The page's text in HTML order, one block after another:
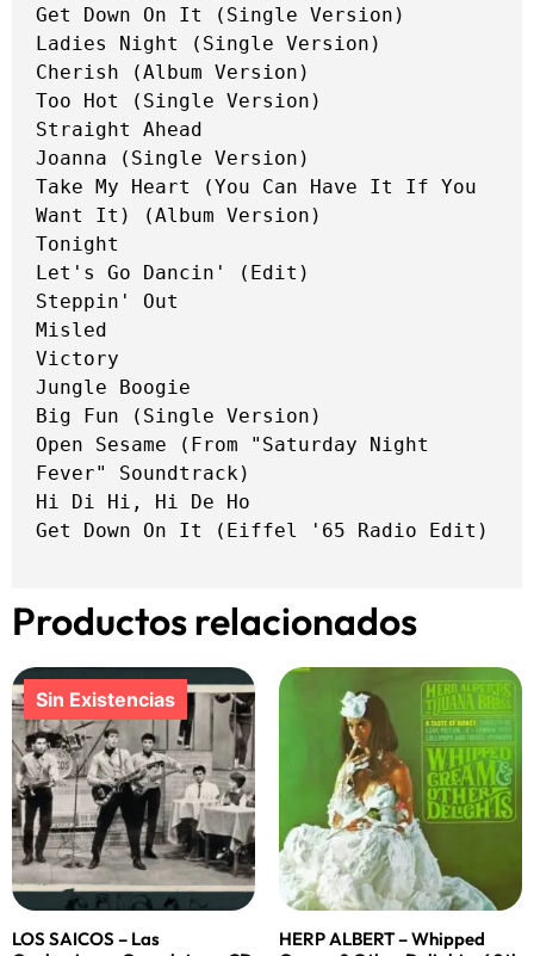
Get Down On It (Single Version)
Ladies Night (Single Version)
Cherish (Album Version)
Too Hot (Single Version)
Straight Ahead
Joanna (Single Version)
Take My Heart (You Can Have It If You
Want It) (Album Version)
Tonight
Let's Go Dancin' (Edit)
Steppin' Out
Misled
Victory
Jungle Boogie
Big Fun (Single Version)
Open Sesame (From "Saturday Night
Fever" Soundtrack)
Hi Di Hi, Hi De Ho
Get Down On It (Eiffel '65 Radio Edit)
Productos relacionados
LOS SAICOS – Las
HERP ALBERT – Whipped